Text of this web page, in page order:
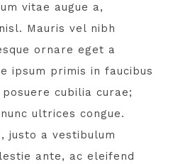
vitae augue a,
Mauris vel nibh
ornare eget a
ipsum primis in faucibus
cubilia curae;
ultrices congue.
justo a vestibulum
ante, ac eleifend